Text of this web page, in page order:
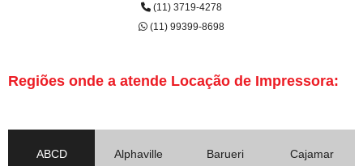
(11) 3719-4278
(11) 99399-8698
Regiões onde a atende Locação de Impressora:
ABCD Alphaville Barueri Cajamar